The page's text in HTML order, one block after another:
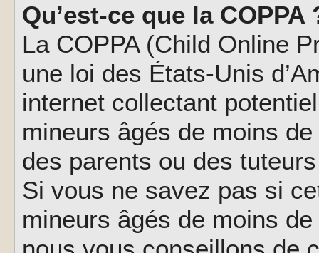
Qu’est-ce que la COPPA
La COPPA (Child Online
une loi des États-Unis
internet collectant
mineurs âgés de moins
des parents ou des
Si vous ne savez pas si
mineurs âgés de moins